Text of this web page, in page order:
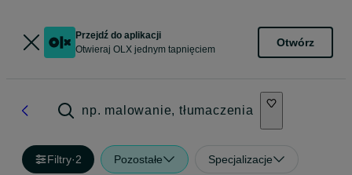
Przejdź do aplikacji
Otwieraj OLX jednym tapnięciem
Otwórz
np. malowanie, tłumaczenia
Filtry·2 Pozostałe Specjalizacje